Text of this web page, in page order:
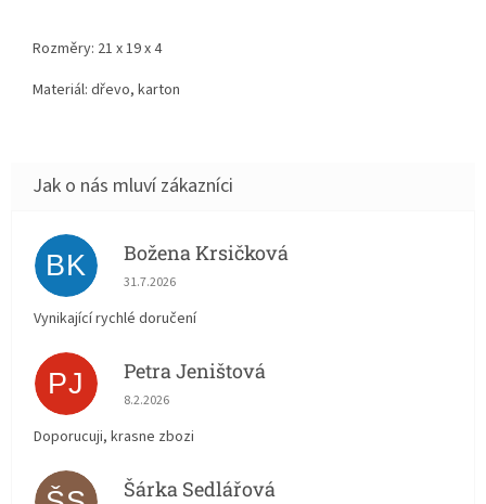
Rozměry: 21 x 19 x 4
Materiál: dřevo, karton
BK Božena Krsičková
Hodnocení obchodu je 5 z 5 hvězdiček.
31.7.2026
Vynikající rychlé doručení
PJ Petra Jeništová
Hodnocení obchodu je 5 z 5 hvězdiček.
8.2.2026
Doporucuji, krasne zbozi
Šárka Sedlářová